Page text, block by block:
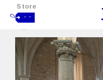
Store
- -